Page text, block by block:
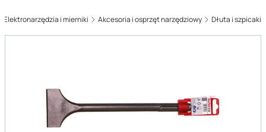
Elektronarzędzia i mierniki Akcesoria i osprzęt narzędziowy Dłuta i szpicaki